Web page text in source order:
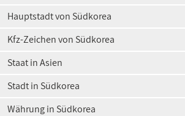
Hauptstadt von Südkorea
Kfz-Zeichen von Südkorea
Staat in Asien
Stadt in Südkorea
Währung in Südkorea